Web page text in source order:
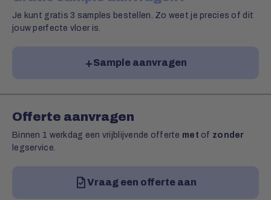
Je kunt gratis 3 samples bestellen. Zo weet je precies of dit
jouw perfecte vloer is.
Sample aanvragen
Offerte aanvragen
Binnen 1 werkdag een vrijblijvende offerte met of zonder
legservice.
Vraag een offerte aan